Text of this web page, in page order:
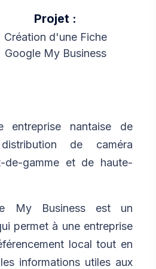
Projet :
Création d'une Fiche
Google My Business
entreprise nantaise de
de caméra
de-gamme et de haute-
My Business est un
permet à une entreprise
local tout en
informations utiles aux